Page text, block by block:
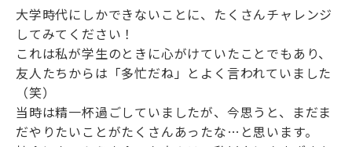
大学時代にしかできないことに、たくさんチャレンジ
してみてください！
これは私が学生のときに心がけていたことでもあり、
友人たちからは「多忙だね」とよく言われていました
（笑）
当時は精一杯過ごしていましたが、今思うと、まだま
だやりたいことがたくさんあったな…と思います。